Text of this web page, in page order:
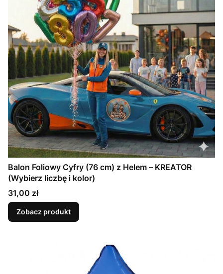
Balon Foliowy Cyfry (76 cm) z Helem – KREATOR
(Wybierz liczbę i kolor)
Cena
31,00 zł
Zobacz produkt